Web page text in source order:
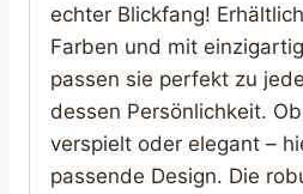
echter Blickfang!
Farben und mit
passen sie perfekt zu
dessen Persönlichkeit.
verspielt oder elegant –
passende Design. Die